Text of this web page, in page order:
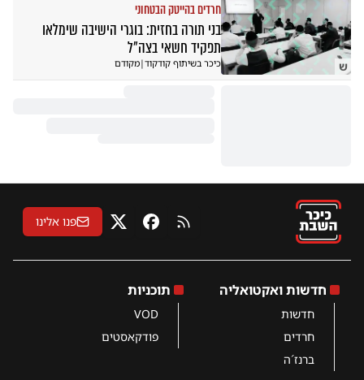
ש
חרדים בהייטק הבטחוני
בני תורה בחזית: בוגרי הישיבה שימלאו
תפקיד חשאי בצה"ל
כיכר בשיתוף קודקוד|מקודם
RSS פייסבוקX פנו אלינו
חדשות ואקטואליה
חדשות
חרדים
ברנז´ה
תוכניות
VOD
פודקאסטים